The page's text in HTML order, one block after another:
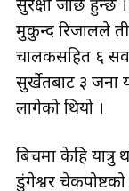
सुरक्षा जाँछ हुन्छ ।
मुकुन्द रिजालले
चालकसहित ६
सुर्खेतबाट ३ जना
लागेको थियो ।
बिचमा केहि
डुंगेश्वर